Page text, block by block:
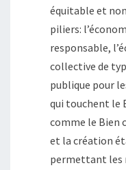
équitable et
piliers:
responsable,
collective de
publique pour
qui touchent le
comme le Bien
et la création
permettant les